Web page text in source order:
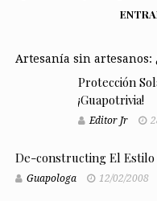
Artesanía sin
Protección
¡Guapotrivia!
Editor Jr
De-constructing El Estilo
Guapologa 12/02/2008